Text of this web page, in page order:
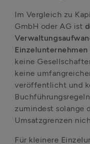
Im Vergleich zu
GmbH oder AG ist
keine
keine
veröffentlicht und
zumindest solange
Umsatzgrenzen
Für kleinere